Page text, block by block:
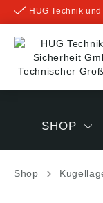
springen
HUG Technik
SHOP
Shop